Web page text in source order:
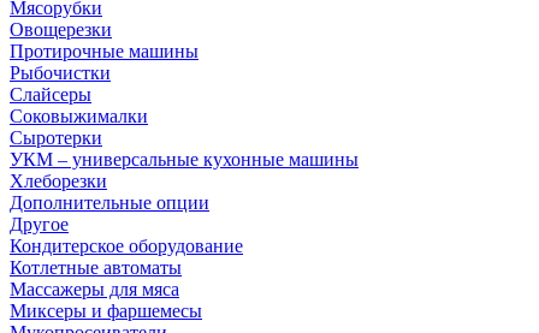
Мясорубки
Овощерезки
Протирочные машины
Рыбочистки
Слайсеры
Соковыжималки
Сыротерки
УКМ – универсальные кухонные машины
Хлеборезки
Дополнительные опции
Другое
Кондитерское оборудование
Котлетные автоматы
Массажеры для мяса
Миксеры и фаршемесы